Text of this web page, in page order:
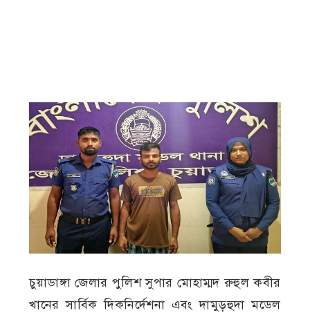
চুয়াডাঙ্গা জেলার পুলিশ সুপার মোহাম্মদ রুহুল কবীর
খানের সার্বিক দিকনির্দেশনা এবং দামুড়হুদা মডেল